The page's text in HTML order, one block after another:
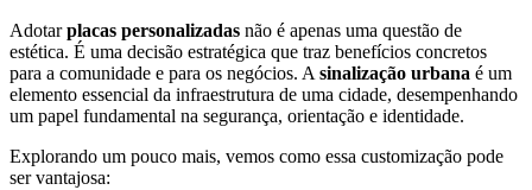
Adotarplacas personalizadas não é apenas uma questão de
estética. É uma decisão estratégica que traz benefícios concretos
para a comunidade e para os negócios. Asinalização urbana é um
elemento essencial da infraestrutura de uma cidade, desempenhando
um papel fundamental na segurança, orientação e identidade.
Explorando um pouco mais, vemos como essa customização pode
ser vantajosa: